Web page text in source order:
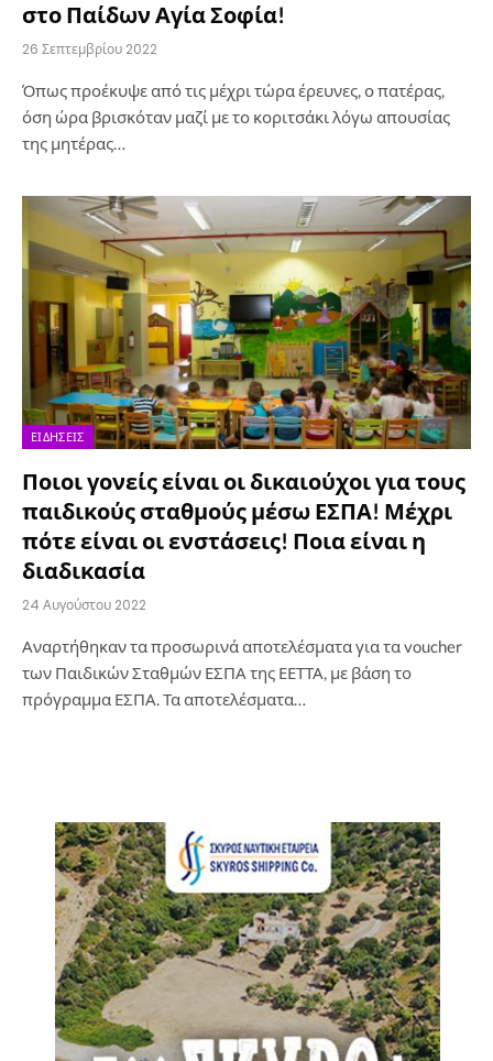
στο Παίδων Αγία Σοφία!
26 Σεπτεμβρίου 2022
Όπως προέκυψε από τις μέχρι τώρα έρευνες, ο πατέρας,
όση ώρα βρισκόταν μαζί με το κοριτσάκι λόγω απουσίας
της μητέρας…
ΕΙΔΉΣΕΙΣ
Ποιοι γονείς είναι οι δικαιούχοι για τους
παιδικούς σταθμούς μέσω ΕΣΠΑ! Μέχρι
πότε είναι οι ενστάσεις! Ποια είναι η
διαδικασία
24 Αυγούστου 2022
Αναρτήθηκαν τα προσωρινά αποτελέσματα για τα voucher
των Παιδικών Σταθμών ΕΣΠΑ της ΕΕΤΤΑ, με βάση το
πρόγραμμα ΕΣΠΑ. Τα αποτελέσματα…